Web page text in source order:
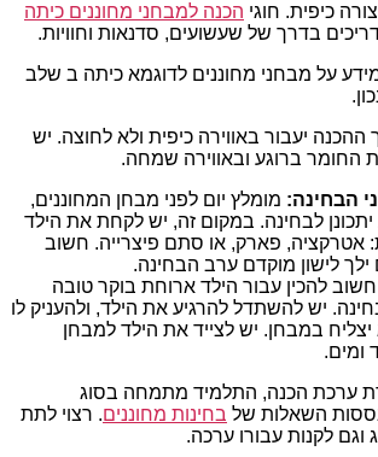
כיפית. חוגי הכנה למבחני מחוננים כיתה
בדרך של שעשועים, סדנאות וחוויות.
על מבחני מחוננים לדוגמא כיתה ב שלב
יעבור באווירה כיפית ולא לחוצה. יש
החומר ברוגע ובאווירה שמחה.
הבחינה: מומלץ יום לפני מבחן המחוננים,
לבחינה. במקום זה, יש לקחת את הילד
אטרקציה, פארק, או סתם פיצרייה. חשוב
לישון מוקדם ערב הבחינה.
חשוב להכין עבור הילד ארוחת בוקר טובה
יש להשתדל להרגיע את הילד, ולהעניק לו
במבחן. יש לצייד את הילד למבחן
ומים.
ערכת הכנה, התלמיד מתמחה בסוג
השאלות של בחינות מחוננים. רצוי לתת
לקנות עבורו ערכה.